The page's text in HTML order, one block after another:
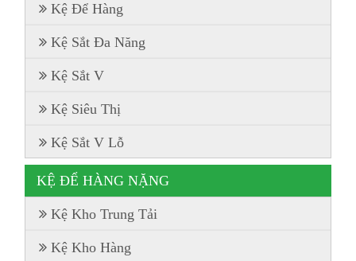
Kệ Để Hàng
Kệ Sắt Đa Năng
Kệ Sắt V
Kệ Siêu Thị
Kệ Sắt V Lỗ
KỆ ĐỂ HÀNG NẶNG
Kệ Kho Trung Tải
Kệ Kho Hàng